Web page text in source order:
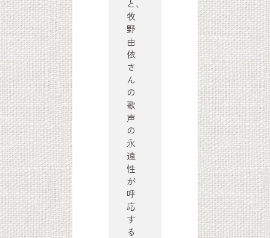
と、
牧
野
由
依
さ
ん
の
歌
声
の
永
遠
性
が
呼
応
す
る